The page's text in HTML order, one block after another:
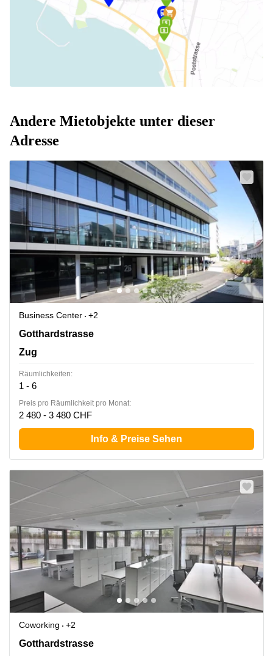
Andere Mietobjekte unter dieser
Adresse
Business Center
+2
Gotthardstrasse 26, Zug
Gotthardstrasse
Zug
Räumlichkeiten:
1 - 6
Preis pro Räumlichkeit pro Monat:
2 480 - 3 480 CHF
Info & Preise Sehen
Coworking
+2
Gotthardstrasse 26, Zug
Gotthardstrasse